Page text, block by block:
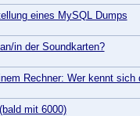
eines MySQL Dumps
in der Soundkarten?
Rechner: Wer kennt sich
mit 6000)